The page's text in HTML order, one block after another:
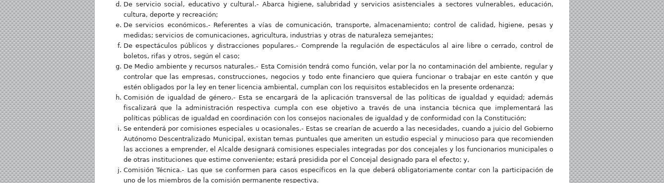
De servicio social, educativo y cultural.- Abarca higiene, salubridad y servicios asistenciales a sectores vulnerables, educación,
cultura, deporte y recreación;
De servicios económicos.- Referentes a vías de comunicación, transporte, almacenamiento; control de calidad, higiene, pesas y
medidas; servicios de comunicaciones, agricultura, industrias y otras de naturaleza semejantes;
De espectáculos públicos y distracciones populares.- Comprende la regulación de espectáculos al aire libre o cerrado, control de
boletos, rifas y otros, según el caso;
De Medio ambiente y recursos naturales.- Esta Comisión tendrá como función, velar por la no contaminación del ambiente, regular y
controlar que las empresas, construcciones, negocios y todo ente financiero que quiera funcionar o trabajar en este cantón y que
estén obligados por la ley en tener licencia ambiental, cumplan con los requisitos establecidos en la presente ordenanza;
Comisión de igualdad de género.- Esta se encargará de la aplicación transversal de las políticas de igualdad y equidad; además
fiscalizará que la administración respectiva cumpla con ese objetivo a través de una instancia técnica que implementará las
políticas públicas de igualdad en coordinación con los consejos nacionales de igualdad y de conformidad con la Constitución;
Se entenderá por comisiones especiales u ocasionales.- Estas se crearían de acuerdo a las necesidades, cuando a juicio del Gobierno
Autónomo Descentralizado Municipal, existan temas puntuales que ameriten un estudio especial y minucioso para que recomienden
las acciones a emprender, el Alcalde designará comisiones especiales integradas por dos concejales y los funcionarios municipales o
de otras instituciones que estime conveniente; estará presidida por el Concejal designado para el efecto; y,
Comisión Técnica.- Las que se conformen para casos específicos en la que deberá obligatoriamente contar con la participación de
uno de los miembros de la comisión permanente respectiva.